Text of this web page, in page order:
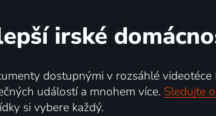
irské
dostupnými v rozsáhlé
událostí a mnohem více. Sledujte
si vybere každý.